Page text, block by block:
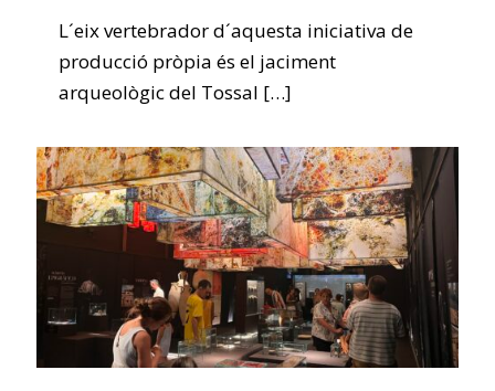
L´eix vertebrador d´aquesta iniciativa de
producció pròpia és el jaciment
arqueològic del Tossal […]